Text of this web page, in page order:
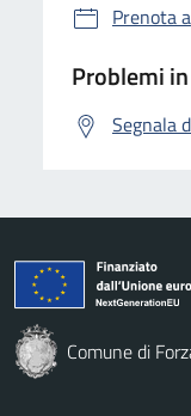
Prenota
Problemi
Segnala
Comune di